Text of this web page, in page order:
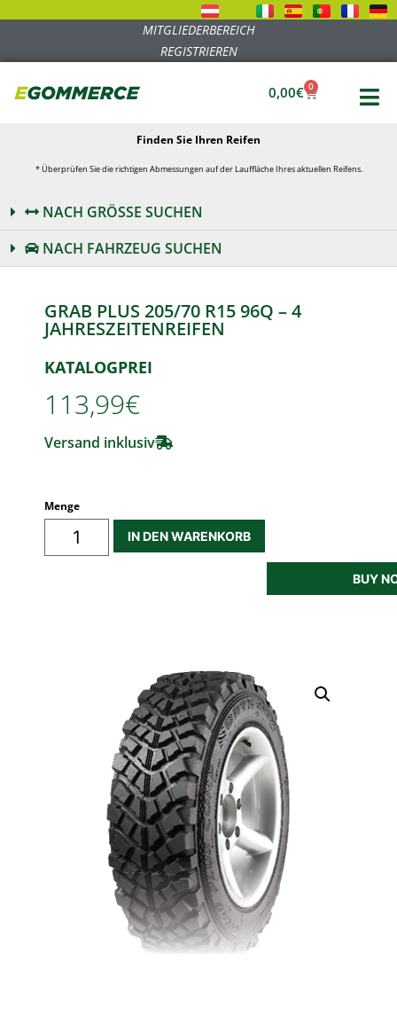
MITGLIEDERBEREICH
REGISTRIEREN
0,00€ 0
Finden Sie Ihren Reifen
* Überprüfen Sie die richtigen Abmessungen auf der Lauffläche Ihres aktuellen Reifens.
NACH GRÖSSE SUCHEN
NACH FAHRZEUG SUCHEN
GRAB PLUS 205/70 R15 96Q – 4
JAHRESZEITENREIFEN
KATALOGPREI
113,99€
Versand inklusiv
Menge
IN DEN WARENKORB
BUY